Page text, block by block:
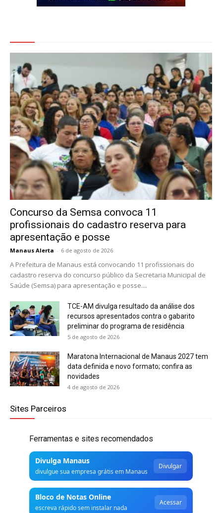
Concurso da Semsa convoca 11
profissionais do cadastro reserva para
apresentação e posse
Manaus Alerta - 6 de agosto de 2026
A Prefeitura de Manaus está convocando 11 profissionais do
cadastro reserva do concurso público da Secretaria Municipal de
Saúde (Semsa) para apresentação e posse....
TCE-AM divulga resultado da análise dos
recursos apresentados contra o gabarito
preliminar do programa de residência
5 de agosto de 2026
Maratona Internacional de Manaus 2027 tem
data definida e novo formato; confira as
novidades
4 de agosto de 2026
Sites Parceiros
Ferramentas e sites recomendados
Divulga Manaus
divulgue sua empresa grátis em Manaus
Divulgar
Bloco de Notas Online
escreva rápido sem instalar nada
Acessar